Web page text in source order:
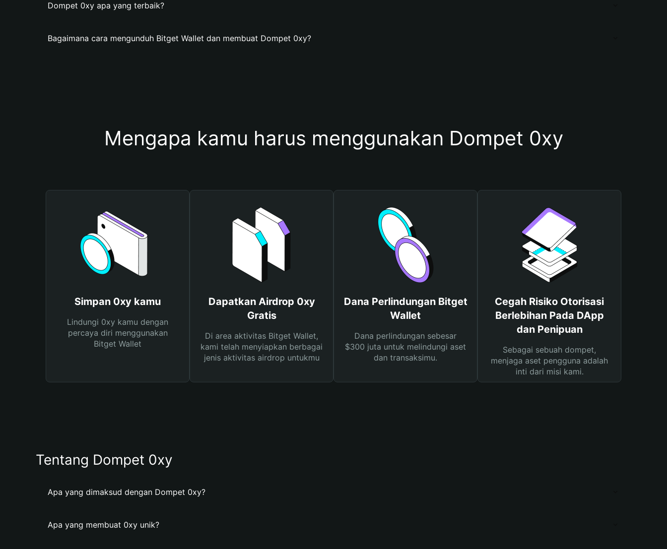
Dompet 0xy apa yang terbaik?
Bagaimana cara mengunduh Bitget Wallet dan membuat Dompet 0xy?
Mengapa kamu harus menggunakan Dompet 0xy
Simpan 0xy kamu
Lindungi 0xy kamu dengan
percaya diri menggunakan
Bitget Wallet
Dapatkan Airdrop 0xy
Gratis
Di area aktivitas Bitget Wallet,
kami telah menyiapkan berbagai
jenis aktivitas airdrop untukmu
Dana Perlindungan Bitget
Wallet
Dana perlindungan sebesar
$300 juta untuk melindungi aset
dan transaksimu.
Cegah Risiko Otorisasi
Berlebihan Pada DApp
dan Penipuan
Sebagai sebuah dompet,
menjaga aset pengguna adalah
inti dari misi kami.
Tentang Dompet 0xy
Apa yang dimaksud dengan Dompet 0xy?
Apa yang membuat 0xy unik?